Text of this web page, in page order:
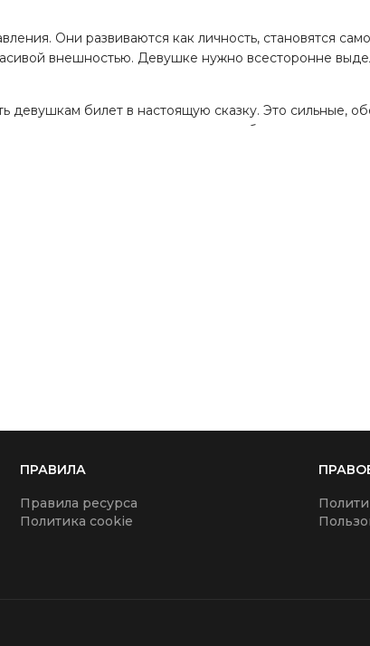
Они развиваются как личность, становятся
внешностью. Девушке нужно всесторонне
билет в настоящую сказку. Это сильные,
мужчины готовы совершать самые безумные
ПРАВИЛА
Правила ресурса
Политика cookie